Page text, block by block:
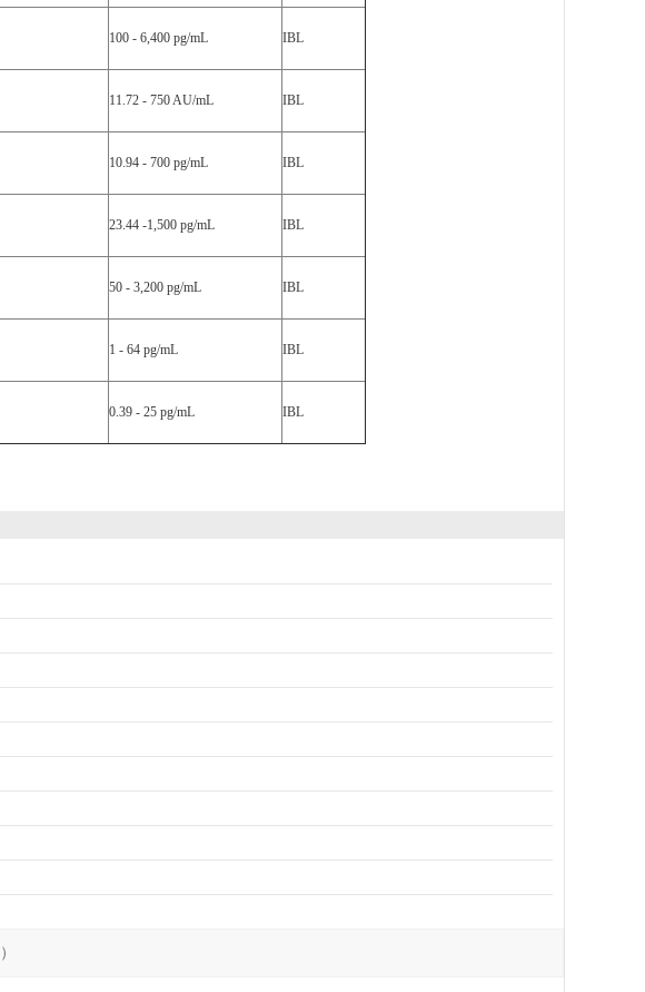
100 - 6,400 pg/mL
IBL
11.72 - 750 AU/mL
IBL
10.94 - 700 pg/mL
IBL
23.44 -1,500 pg/mL
IBL
50 - 3,200 pg/mL
IBL
1 - 64 pg/mL
IBL
0.39 - 25 pg/mL IBL